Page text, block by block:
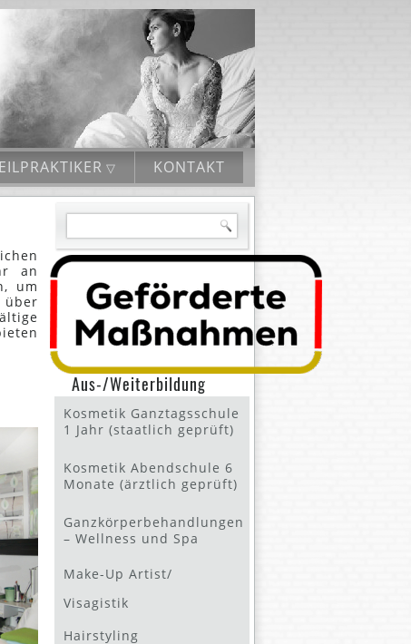
KONTAKT
an
um
Aus-/Weiterbildung
Kosmetik Ganztagsschule
1 Jahr (staatlich geprüft)
Kosmetik Abendschule 6
Monate (ärztlich geprüft)
Ganzkörperbehandlungen
– Wellness und Spa
Make-Up Artist/
Visagistik
Hairstyling